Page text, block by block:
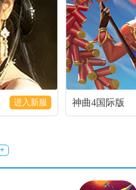
进入新服 神曲4国际版